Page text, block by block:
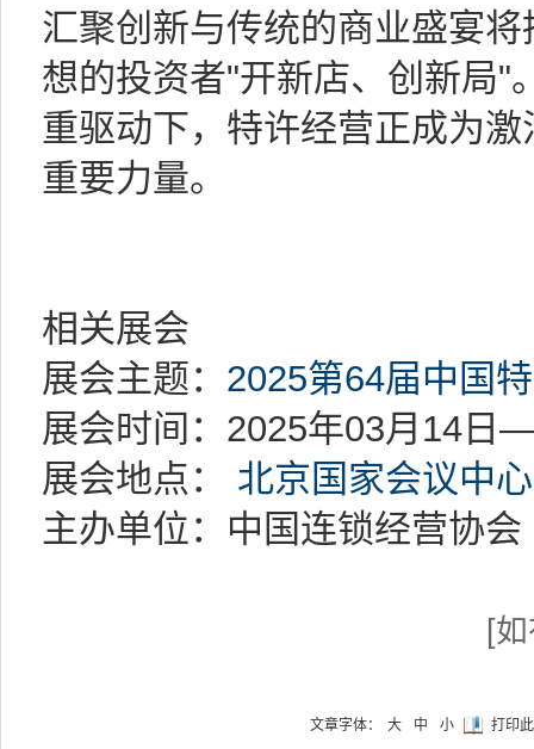
汇聚创新与传统的商业盛宴
想的投资者"开新店、创新局"
重驱动下，特许经营正成为
重要力量。
相关展会
展会主题： 2025第64届中国
展会时间：2025年03月14日
展会地点： 北京国家会议中心
主办单位：中国连锁经营协会
[
文章字体： 大 中 小 打印